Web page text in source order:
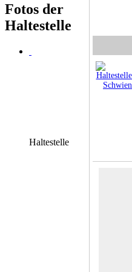
Fotos der
Haltestelle
Haltestelle